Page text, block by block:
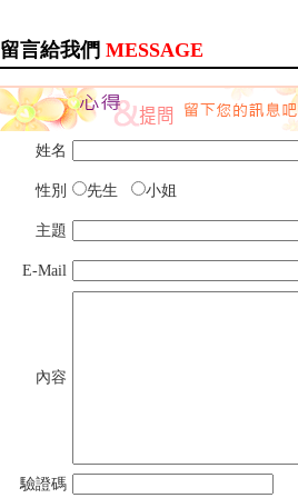
留言給我們 MESSAGE
姓名
性別 先生 小姐
主題
E-Mail
內容
驗證碼